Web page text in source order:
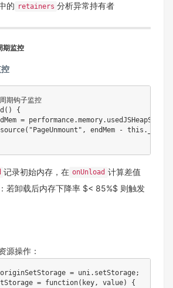
的 retainers 分析异常持有者
期监控
期钩子监控
{
= performance.memory.usedJSHeapSize;
endMem -
记录初始内存，在 onUnload 计算差值
若卸载后内存下降率 $< 85%$ 则触发
源操作：
= uni.setStorage;
= function(key, value) {